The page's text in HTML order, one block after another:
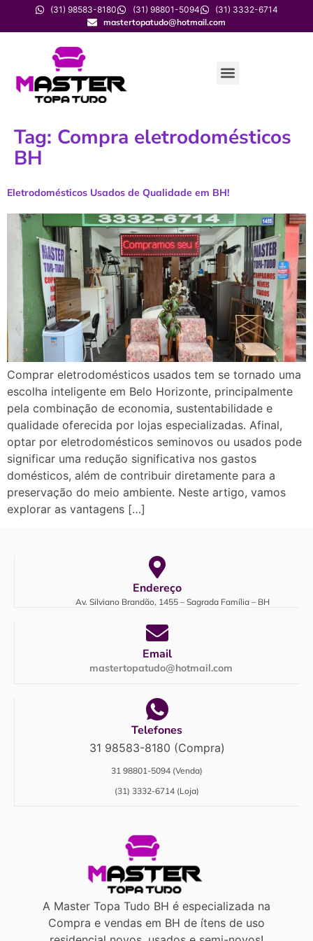
(31) 98583-8180 (31) 98801-5094
(31) 3332-6714
mastertopatudo@hotmail.com
Tag: Compra eletrodomésticos
BH
Eletrodomésticos Usados de Qualidade em BH!
Comprar eletrodomésticos usados tem se tornado uma
escolha inteligente em Belo Horizonte, principalmente
pela combinação de economia, sustentabilidade e
qualidade oferecida por lojas especializadas. Afinal,
optar por eletrodomésticos seminovos ou usados pode
significar uma redução significativa nos gastos
domésticos, além de contribuir diretamente para a
preservação do meio ambiente. Neste artigo, vamos
explorar as vantagens […]
Endereço
Av. Silviano Brandão, 1455 – Sagrada Família – BH
Email
mastertopatudo@hotmail.com
Telefones
31 98583-8180 (Compra)
31 98801-5094 (Venda)
(31) 3332-6714 (Loja)
A Master Topa Tudo BH é especializada na
Compra e vendas em BH de ítens de uso